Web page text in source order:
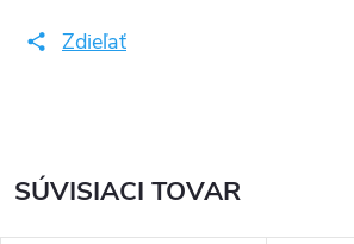
Zdieľať
SÚVISIACI TOVAR